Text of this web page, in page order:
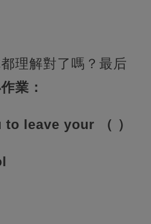
理解對了嗎？最后
業：
leave your （ ）